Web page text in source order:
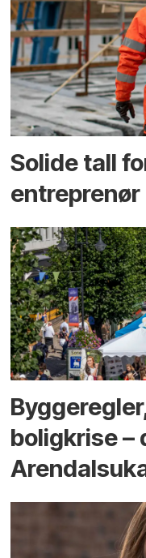
Solide tall
entreprenør
bolig­krise –